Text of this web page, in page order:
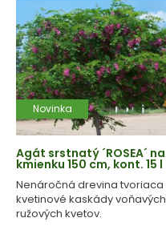
Novinka
Agát srstnatý ´ROSEA´ na
kmienku 150 cm, kont. 15 l
Nenáročná drevina tvoriaca
kvetinové kaskády voňavých
ružových kvetov.